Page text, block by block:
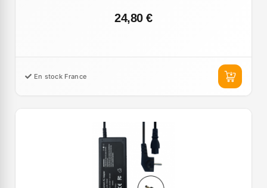
24,80 €
En stock France